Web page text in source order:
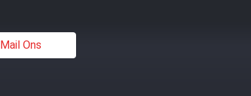
Mail Ons